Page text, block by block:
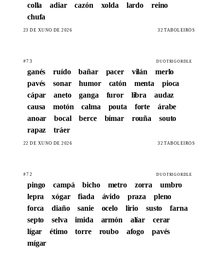
colla
adiar cazón xolda lardo
reino
chufa
23 DE XUÑO DE 2026 32 TABOLEIROS
#73 DUOTRIGORDLE
ganés ruído bañar pacer vilán
merlo
pavés
sonar humor catón menta
pioca
cápar
aneto ganga furor libra
audaz
causa
motón calma pouta forte
árabe
anoar
bocal berce bímar rouña
souto
rapaz
tráer
22 DE XUÑO DE 2026 32 TABOLEIROS
#72 DUOTRIGORDLE
pingo campá bicho metro zorra
umbro
lepra
xógar fiada ávido praza
pleno
forca
diaño sanie ocelo lirio susto
farna
septo
selva imida armón alíar
cerar
lígar
étimo torre roubo afogo
pavés
mígar